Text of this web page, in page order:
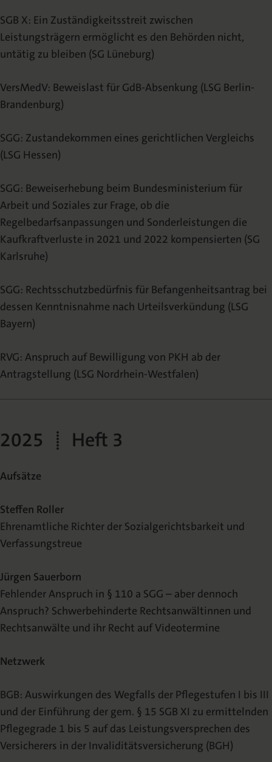
SGB X: Ein Zuständigkeitsstreit zwischen
Leistungsträgern ermöglicht es den Behörden nicht,
untätig zu bleiben (SG Lüneburg)
VersMedV: Beweislast für GdB-Absenkung (LSG Berlin-
Brandenburg)
SGG: Zustandekommen eines gerichtlichen Vergleichs
(LSG Hessen)
SGG: Beweiserhebung beim Bundesministerium für
Arbeit und Soziales zur Frage, ob die
Regelbedarfsanpassungen und Sonderleistungen die
Kaufkraftverluste in 2021 und 2022 kompensierten (SG
Karlsruhe)
SGG: Rechtsschutzbedürfnis für Befangenheitsantrag bei
dessen Kenntnisnahme nach Urteilsverkündung (LSG
Bayern)
RVG: Anspruch auf Bewilligung von PKH ab der
Antragstellung (LSG Nordrhein-Westfalen)
2025 | Heft 3
Aufsätze
Steffen Roller
Ehrenamtliche Richter der Sozialgerichtsbarkeit und
Verfassungstreue
Jürgen Sauerborn
Fehlender Anspruch in § 110 a SGG – aber dennoch
Anspruch? Schwerbehinderte Rechtsanwältinnen und
Rechtsanwälte und ihr Recht auf Videotermine
Netzwerk
BGB: Auswirkungen des Wegfalls der Pflegestufen I bis III
und der Einführung der gem. § 15 SGB XI zu ermittelnden
Pflegegrade 1 bis 5 auf das Leistungsversprechen des
Versicherers in der Invaliditätsversicherung (BGH)